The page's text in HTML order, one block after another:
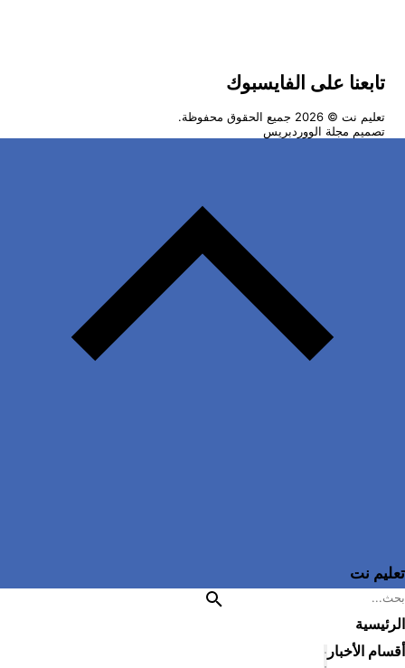
تابعنا على الفايسبوك
تعليم نت © 2026 جميع الحقوق محفوظة.
تصميم مجلة الووردبريس
تعليم نت
الرئيسية
أقسام الأخبار